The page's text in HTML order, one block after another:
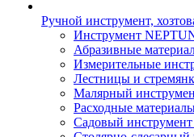
Ручной инструмент,
Инструмент
Абразивные
Измерительные
Лестницы и
Малярный
Расходные
Садовый инструмент